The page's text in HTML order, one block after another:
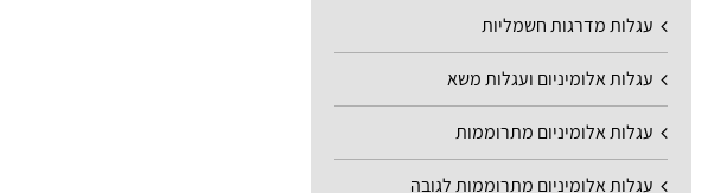
עגלות מדרגות חשמליות
עגלות אלומיניום ועגלות משא
עגלות אלומיניום מתרוממות
עגלות אלומיניום מתרוממות לגובה